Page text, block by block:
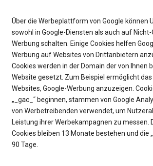
Über die Werbeplattform von Google können
sowohl in Google-Diensten als auch auf
Werbung schalten. Einige Cookies helfen
Werbung auf Websites von Drittanbietern
Cookies werden in der Domain der von Ihnen
Website gesetzt. Zum Beispiel ermöglicht das
Websites, Google-Werbung anzuzeigen.
„_gac_“ beginnen, stammen von Google
von Werbetreibenden verwendet, um
Leistung ihrer Werbekampagnen zu messen.
Cookies bleiben 13 Monate bestehen und die
90 Tage.